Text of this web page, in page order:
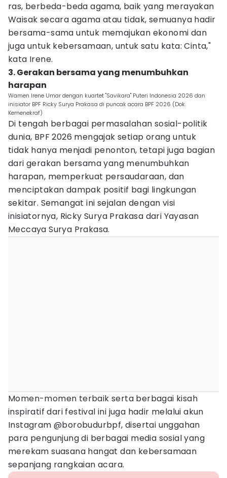
ras, berbeda-beda agama, baik yang merayakan
Waisak secara agama atau tidak, semuanya hadir
bersama-sama untuk memajukan ekonomi dan
juga untuk kebersamaan, untuk satu kata: Cinta,"
kata Irene.
3. Gerakan bersama yang menumbuhkan
harapan
Wamen Irene Umar dengan kuartet "Savikara" Puteri Indonesia 2026 dan
inisiator BPF Ricky Surya Prakasa di puncak acara BPF 2026 (Dok.
Kemenekraf)
Di tengah berbagai permasalahan sosial-politik
dunia, BPF 2026 mengajak setiap orang untuk
tidak hanya menjadi penonton, tetapi juga bagian
dari gerakan bersama yang menumbuhkan
harapan, memperkuat persaudaraan, dan
menciptakan dampak positif bagi lingkungan
sekitar. Semangat ini sejalan dengan visi
inisiatornya, Ricky Surya Prakasa dari Yayasan
Meccaya Surya Prakasa.
Momen-momen terbaik serta berbagai kisah
inspiratif dari festival ini juga hadir melalui akun
Instagram @borobudurbpf, disertai unggahan
para pengunjung di berbagai media sosial yang
merekam suasana hangat dan kebersamaan
sepanjang rangkaian acara.